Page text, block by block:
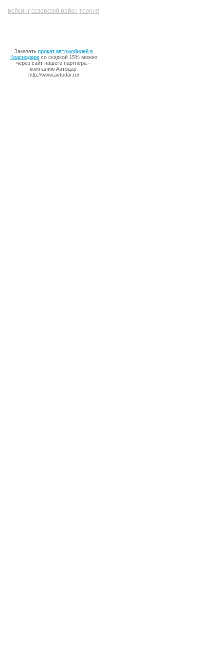
рейсинг северский район теория
Заказать прокат автомобилей в
Краснодаресо скидкой 15% можно
через сайт нашего партнера –
компанию Автодар.
http://www.avtodar.ru/